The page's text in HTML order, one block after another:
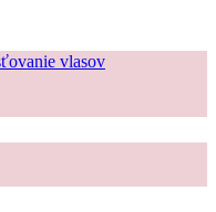
vlasov